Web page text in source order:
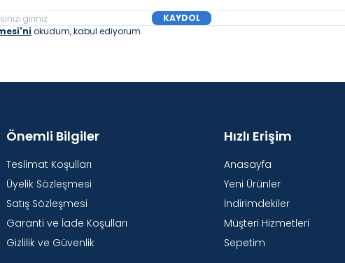
KAYDOL
okudum, kabul ediyorum.
Önemli Bilgiler
Teslimat Koşulları
Üyelik Sözleşmesi
Satış Sözleşmesi
Garanti ve İade Koşulları
Gizlilik ve Güvenlik
Hızlı Erişim
Anasayfa
Yeni Ürünler
İndirimdekiler
Müşteri Hizmetleri
Sepetim